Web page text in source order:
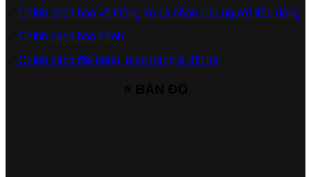
Chính sách bảo vệ thông tin cá nhân của người tiêu dùng
Chính sách bảo hành
Chính sách đặt hàng, giao hàng & đổi trả